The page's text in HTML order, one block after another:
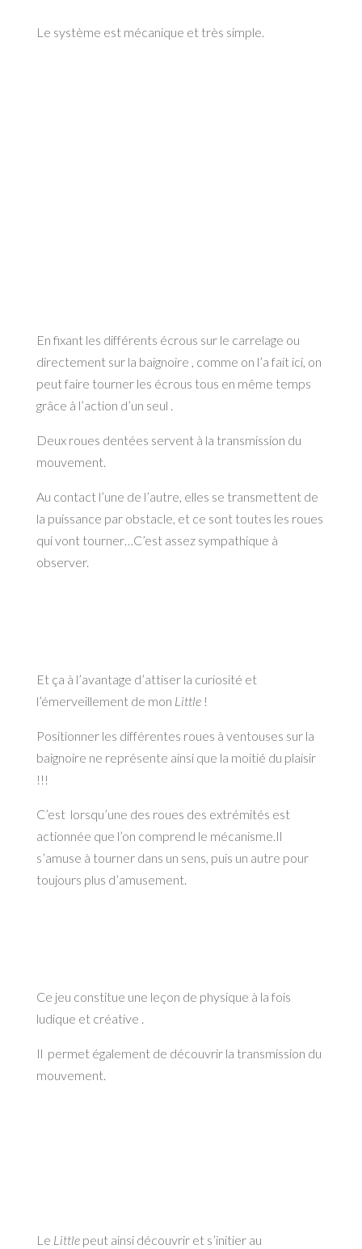
Le système est mécanique et très simple.
En fixant les différents écrous sur le carrelage ou
directement sur la baignoire , comme on l’a fait ici, on
peut faire tourner les écrous tous en même temps
grâce à l’action d’un seul .
Deux roues dentées servent à la transmission du
mouvement.
Au contact l’une de l’autre, elles se transmettent de
la puissance par obstacle, et ce sont toutes les roues
qui vont tourner…C’est assez sympathique à
observer.
Et ça à l’avantage d’attiser la curiosité et
l’émerveillement de mon Little!
Positionner les différentes roues à ventouses sur la
baignoire ne représente ainsi que la moitié du plaisir
!!!
C’est lorsqu’une des roues des extrémités est
actionnée que l’on comprend le mécanisme.Il
s’amuse à tourner dans un sens, puis un autre pour
toujours plus d’amusement.
Ce jeu constitue une leçon de physique à la fois
ludique et créative .
Il permet également de découvrir la transmission du
mouvement.
Le Littlepeut ainsi découvrir et s’initier au